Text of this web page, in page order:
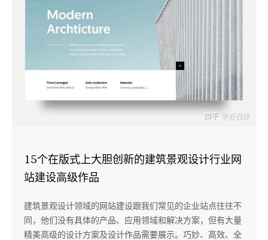
15个在版式上大胆创新的建筑景观设计行业网
站建设高级作品
建筑景观设计领域的网站建设跟我们常见的企业站点往往不
同，他们没有具体的产品、应用领域和解决方案，但有大量
精美高级的设计方案及设计作品需要展示。巧妙、高效、全